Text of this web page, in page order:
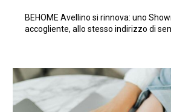
indirizzo di sempre.
BEHOME Avellino si rinnova: uno
accogliente, allo stesso indirizzo di